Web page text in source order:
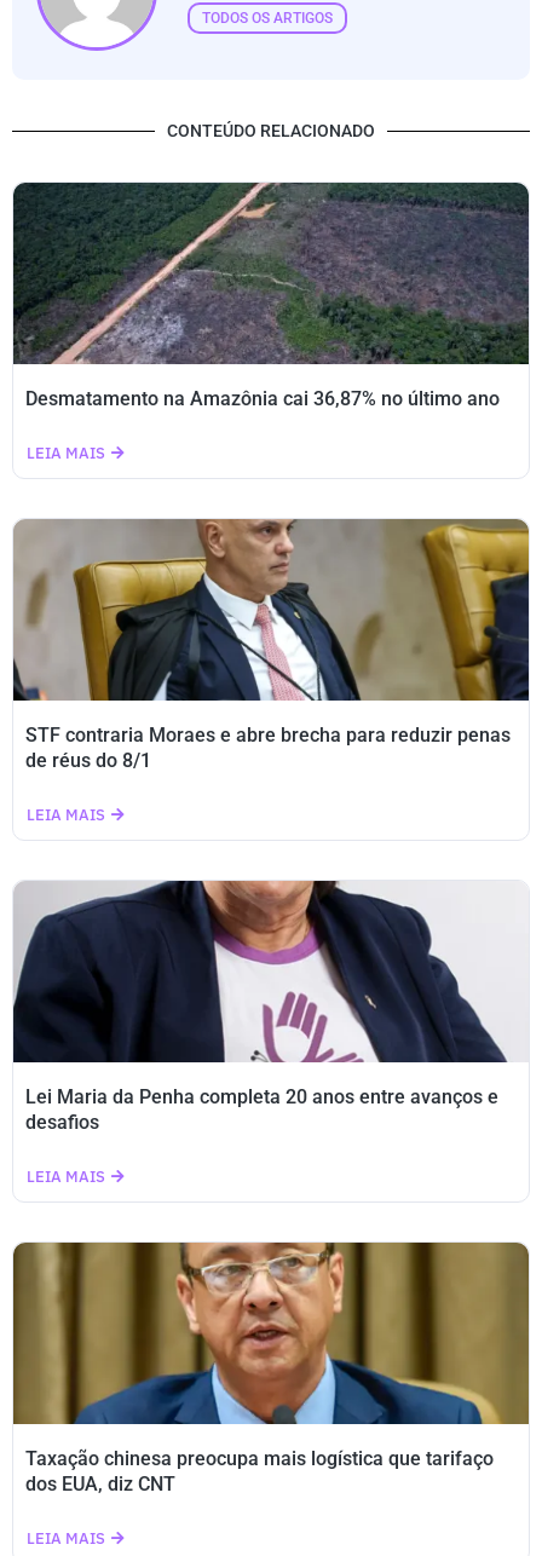
TODOS OS ARTIGOS
CONTEÚDO RELACIONADO
Desmatamento na Amazônia cai 36,87% no último ano
LEIA MAIS
STF contraria Moraes e abre brecha para reduzir penas
de réus do 8/1
LEIA MAIS
Lei Maria da Penha completa 20 anos entre avanços e
desafios
LEIA MAIS
Taxação chinesa preocupa mais logística que tarifaço
dos EUA, diz CNT
LEIA MAIS